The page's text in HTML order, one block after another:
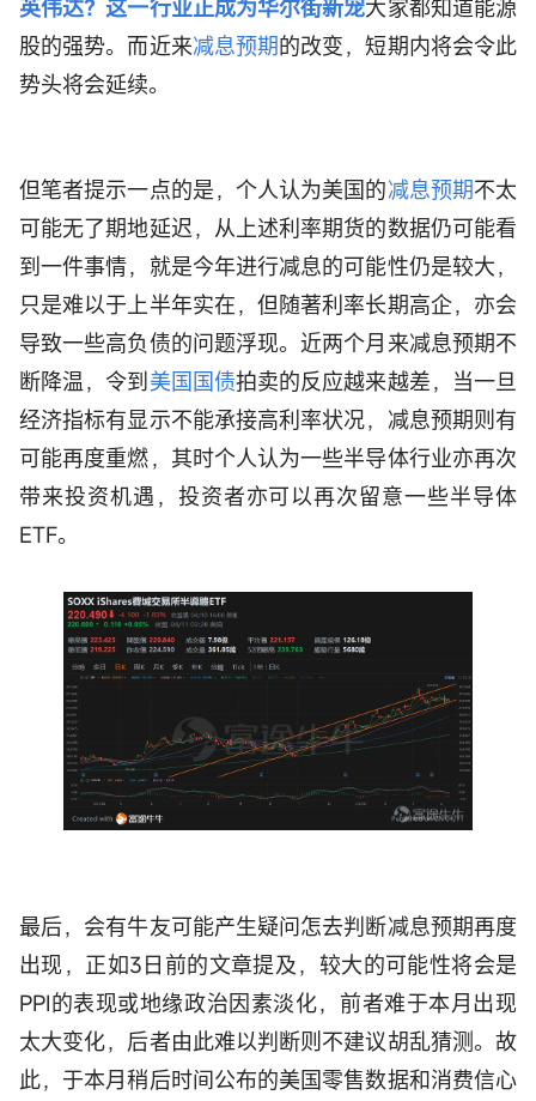
英伟达？这一行业正成为华尔街新宠大家都知道能源
股的强势。而近来减息预期的改变，短期内将会令此
势头将会延续。
但笔者提示一点的是，个人认为美国的减息预期不太
可能无了期地延迟，从上述利率期货的数据仍可能看
到一件事情，就是今年进行减息的可能性仍是较大，
只是难以于上半年实在，但随著利率长期高企，亦会
导致一些高负债的问题浮现。近两个月来减息预期不
断降温，令到美国国债拍卖的反应越来越差，当一旦
经济指标有显示不能承接高利率状况，减息预期则有
可能再度重燃，其时个人认为一些半导体行业亦再次
带来投资机遇，投资者亦可以再次留意一些半导体
ETF。
最后，会有牛友可能产生疑问怎去判断减息预期再度
出现，正如3日前的文章提及，较大的可能性将会是
PPI的表现或地缘政治因素淡化，前者难于本月出现
太大变化，后者由此难以判断则不建议胡乱猜测。故
此，于本月稍后时间公布的美国零售数据和消费信心